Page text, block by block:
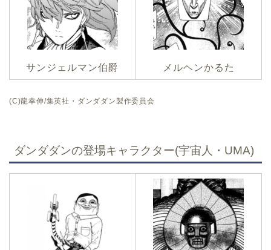
サンジェルマン伯爵 メルヘンかるた
(C)龍幸伸/集英社・ダンダダン製作委員会
ダンダダンの登場キャラクター(宇宙人・UMA)